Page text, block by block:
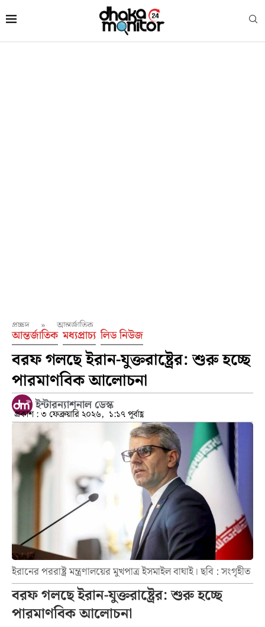
প্রচ্ছদ » আন্তর্জাতিক
আন্তর্জাতিক মধ্যপ্রাচ্য লিড নিউজ
বরফ গলছে ইরান-যুক্তরাষ্ট্রের: শুরু হচ্ছে
পারমাণবিক আলোচনা
ইন্টারন্যাশনাল ডেস্ক
প্রকাশ :৩ ফেব্রুয়ারি ২০২৬, ১:১৭ পূর্বাহ্ণ
ইরানের পররাষ্ট্র মন্ত্রণালয়ের মুখপাত্র ইসমাইল বাঘাই। ছবি : সংগৃহীত
বরফ গলছে ইরান-যুক্তরাষ্ট্রের: শুরু হচ্ছে
পারমাণবিক আলোচনা